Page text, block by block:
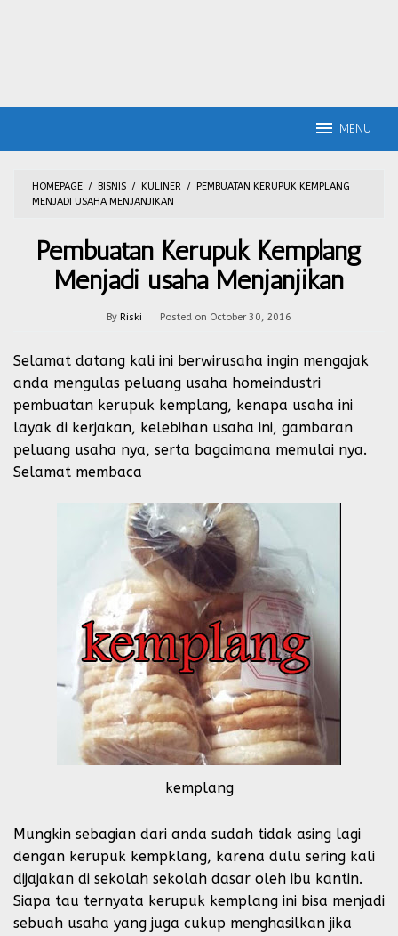
MENU
HOMEPAGE / BISNIS / KULINER / PEMBUATAN KERUPUK KEMPLANG
MENJADI USAHA MENJANJIKAN
Pembuatan Kerupuk Kemplang
Menjadi usaha Menjanjikan
By Riski Posted on October 30, 2016
Selamat datang kali ini berwirusaha ingin mengajak
anda mengulas peluang usaha homeindustri
pembuatan kerupuk kemplang, kenapa usaha ini
layak di kerjakan, kelebihan usaha ini, gambaran
peluang usaha nya, serta bagaimana memulai nya.
Selamat membaca
kemplang
Mungkin sebagian dari anda sudah tidak asing lagi
dengan kerupuk kempklang, karena dulu sering kali
dijajakan di sekolah sekolah dasar oleh ibu kantin.
Siapa tau ternyata kerupuk kemplang ini bisa menjadi
sebuah usaha yang juga cukup menghasilkan jika